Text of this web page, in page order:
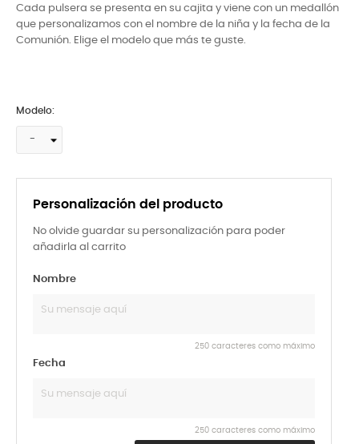
Cada pulsera se presenta en su cajita y viene con un medallón
que personalizamos con el nombre de la niña y la fecha de la
Comunión. Elige el modelo que más te guste.
Personalización del producto
No olvide guardar su personalización para poder
añadirla al carrito
Nombre
250 caracteres como máximo
Fecha
250 caracteres como máximo
Modelo: